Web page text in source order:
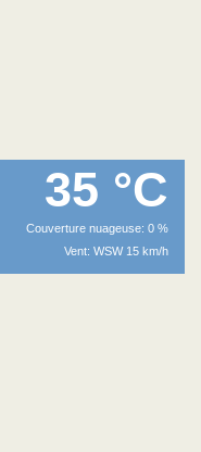
35 °C
Couverture nuageuse: 0 %
Vent: WSW 15 km/h